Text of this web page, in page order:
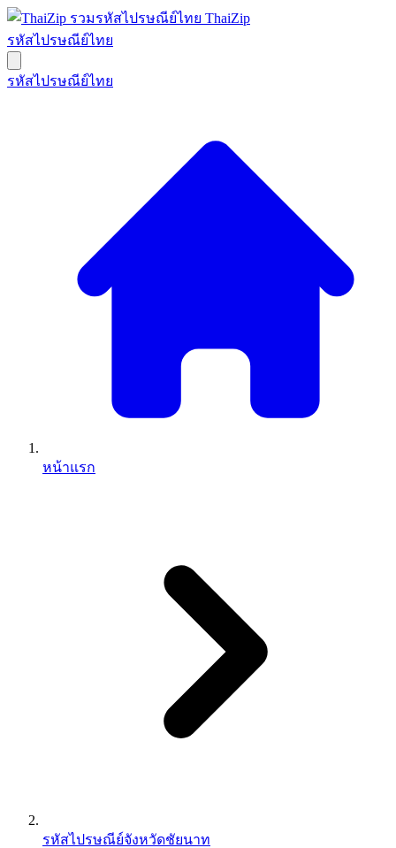
ThaiZip
รหัสไปรษณีย์ไทย
รหัสไปรษณีย์ไทย
หน้าแรก
รหัสไปรษณีย์จังหวัดชัยนาท